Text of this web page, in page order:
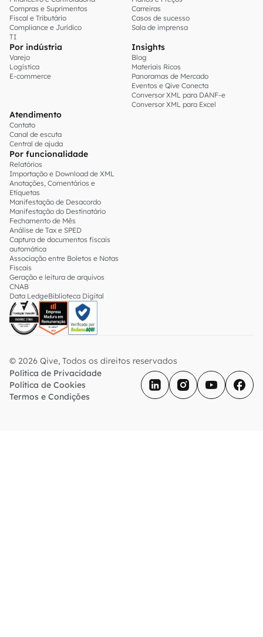
Compras e Suprimentos
Fiscal e Tributário
Compliance e Jurídico
TI
Carreiras
Casos de sucesso
Sala de imprensa
Por indústria
Varejo
Logística
E-commerce
Insights
Blog
Materiais Ricos
Panoramas de Mercado
Eventos e Qive Conecta
Conversor XML para DANF-e
Conversor XML para Excel
Atendimento
Contato
Canal de escuta
Central de ajuda
Por funcionalidade
Relatórios
Importação e Download de XML
Anotações, Comentários e
Etiquetas
Manifestação de Desacordo
Manifestação do Destinatário
Fechamento de Mês
Análise de Tax e SPED
Captura de documentos fiscais
automática
Associação entre Boletos e Notas
Fiscais
Geração e leitura de arquivos
CNAB
Data LedgeBiblioteca Digital
© 2026 Qive, Todos os direitos reservados
Política de Privacidade
Política de Cookies
Termos e Condições